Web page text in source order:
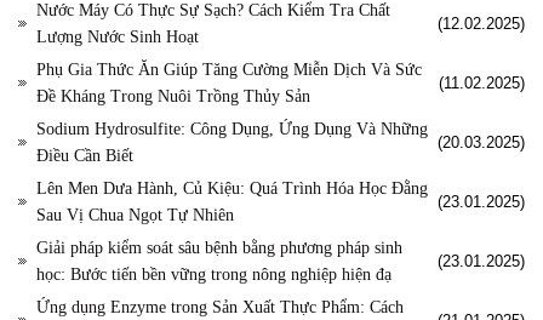
Nước Máy Có Thực Sự Sạch? Cách Kiểm Tra Chất
Lượng Nước Sinh Hoạt
(12.02.2025)
Phụ Gia Thức Ăn Giúp Tăng Cường Miễn Dịch Và Sức
Đề Kháng Trong Nuôi Trồng Thủy Sản
(11.02.2025)
Sodium Hydrosulfite: Công Dụng, Ứng Dụng Và Những
Điều Cần Biết
(20.03.2025)
Lên Men Dưa Hành, Củ Kiệu: Quá Trình Hóa Học Đằng
Sau Vị Chua Ngọt Tự Nhiên
(23.01.2025)
Giải pháp kiểm soát sâu bệnh bằng phương pháp sinh
học: Bước tiến bền vững trong nông nghiệp hiện đạ
(23.01.2025)
Ứng dụng Enzyme trong Sản Xuất Thực Phẩm: Cách